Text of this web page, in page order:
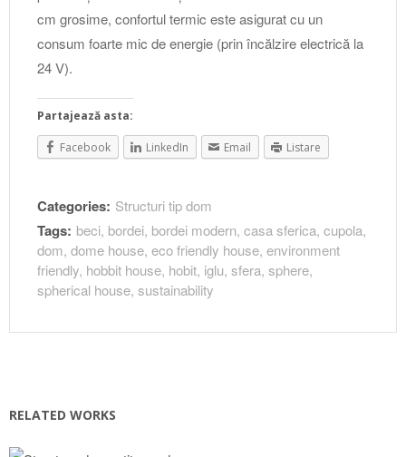
cm grosime, confortul termic este asigurat cu un
consum foarte mic de energie (prin încălzire electrică la
24 V).
Partajează asta:
Facebook LinkedIn Email Listare
Categories: Structuri tip dom
Tags: beci, bordei, bordei modern, casa sferica, cupola,
dom, dome house, eco friendly house, environment
friendly, hobbit house, hobit, iglu, sfera, sphere,
spherical house, sustainability
RELATED WORKS